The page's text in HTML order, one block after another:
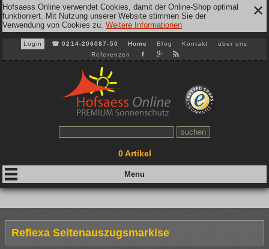
Hofsaess Online verwendet Cookies, damit der Online-Shop optimal
funktioniert. Mit Nutzung unserer Website stimmen Sie der
Verwendung von Cookies zu.Weitere Informationen
✕
Login ☎0214-206087-50 Home Blog Kontakt
über uns
Referenzen
0Artikel
Reflexa Seitenauszugsmarkise